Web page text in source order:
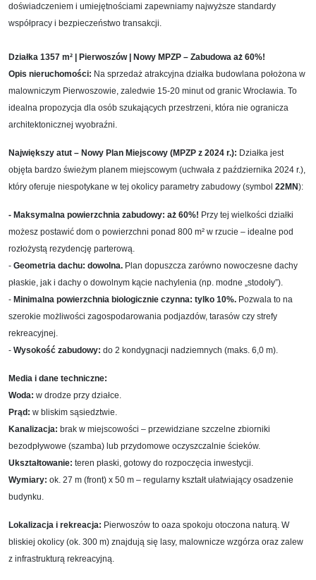
doświadczeniem i umiejętnościami zapewniamy najwyższe standardy
współpracy i bezpieczeństwo transakcji.
Działka 1357 m² | Pierwoszów | Nowy MPZP – Zabudowa aż 60%!
Opis nieruchomości: Na sprzedaż atrakcyjna działka budowlana położona w
malowniczym Pierwoszowie, zaledwie 15-20 minut od granic Wrocławia. To
idealna propozycja dla osób szukających przestrzeni, która nie ogranicza
architektonicznej wyobraźni.
Największy atut – Nowy Plan Miejscowy (MPZP z 2024 r.): Działka jest
objęta bardzo świeżym planem miejscowym (uchwała z października 2024 r.),
który oferuje niespotykane w tej okolicy parametry zabudowy (symbol 22MN):
- Maksymalna powierzchnia zabudowy: aż 60%! Przy tej wielkości działki
możesz postawić dom o powierzchni ponad 800 m² w rzucie – idealne pod
rozłożystą rezydencję parterową.
- Geometria dachu: dowolna. Plan dopuszcza zarówno nowoczesne dachy
płaskie, jak i dachy o dowolnym kącie nachylenia (np. modne „stodoły”).
- Minimalna powierzchnia biologicznie czynna: tylko 10%. Pozwala to na
szerokie możliwości zagospodarowania podjazdów, tarasów czy strefy
rekreacyjnej.
- Wysokość zabudowy: do 2 kondygnacji nadziemnych (maks. 6,0 m).
Media i dane techniczne:
Woda: w drodze przy działce.
Prąd: w bliskim sąsiedztwie.
Kanalizacja: brak w miejscowości – przewidziane szczelne zbiorniki
bezodpływowe (szamba) lub przydomowe oczyszczalnie ścieków.
Ukształtowanie: teren płaski, gotowy do rozpoczęcia inwestycji.
Wymiary: ok. 27 m (front) x 50 m – regularny kształt ułatwiający osadzenie
budynku.
Lokalizacja i rekreacja: Pierwoszów to oaza spokoju otoczona naturą. W
bliskiej okolicy (ok. 300 m) znajdują się lasy, malownicze wzgórza oraz zalew
z infrastrukturą rekreacyjną.